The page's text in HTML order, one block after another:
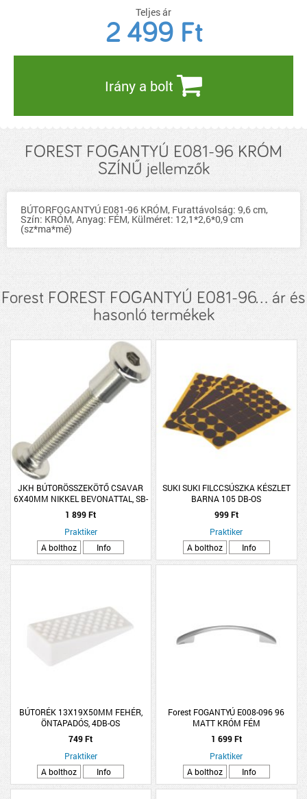
Teljes ár
2 499 Ft
Irány a bolt
FOREST FOGANTYÚ E081-96 KRÓM
SZÍNŰ jellemzők
BÚTORFOGANTYÚ E081-96 KRÓM, Furattávolság: 9,6 cm,
Szín: KRÓM, Anyag: FÉM, Külméret: 12,1*2,6*0,9 cm
(sz*ma*mé)
Forest FOREST FOGANTYÚ E081-96... ár és
hasonló termékek
JKH BÚTORÖSSZEKÖTŐ CSAVAR
6X40MM NIKKEL BEVONATTAL, SB-
2
1 899 Ft
Praktiker
A bolthoz
Info
SUKI SUKI FILCCSÚSZKA KÉSZLET
BARNA 105 DB-OS
999 Ft
Praktiker
A bolthoz
Info
BÚTORÉK 13X19X50MM FEHÉR,
ÖNTAPADÓS, 4DB-OS
749 Ft
Praktiker
A bolthoz
Info
Forest FOGANTYÚ E008-096 96
MATT KRÓM FÉM
1 699 Ft
Praktiker
A bolthoz
Info